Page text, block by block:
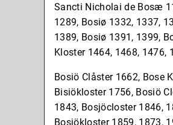
Sancti Nicholai de Bosæ
1289, Bosiø 1332, 1337,
1389, Bosiø 1391, 1399,
Kloster 1464, 1468, 1476,
Bosiö Clåster 1662, Bose
Bisiökloster 1756, Bosiö
1843, Bosjöcloster 1846,
Bosjökloster 1859, 1873,